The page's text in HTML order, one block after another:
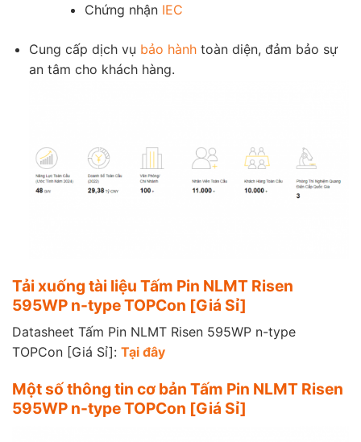
Chứng nhận IEC
Cung cấp dịch vụ bảo hànhtoàn diện, đảm bảo sự
an tâm cho khách hàng.
Tải xuống tài liệu Tấm Pin NLMT Risen
595WP n-type TOPCon [Giá Sỉ]
Datasheet Tấm Pin NLMT Risen 595WP n-type
TOPCon [Giá Sỉ]: Tại đây
Một số thông tin cơ bản Tấm Pin NLMT Risen
595WP n-type TOPCon [Giá Sỉ]